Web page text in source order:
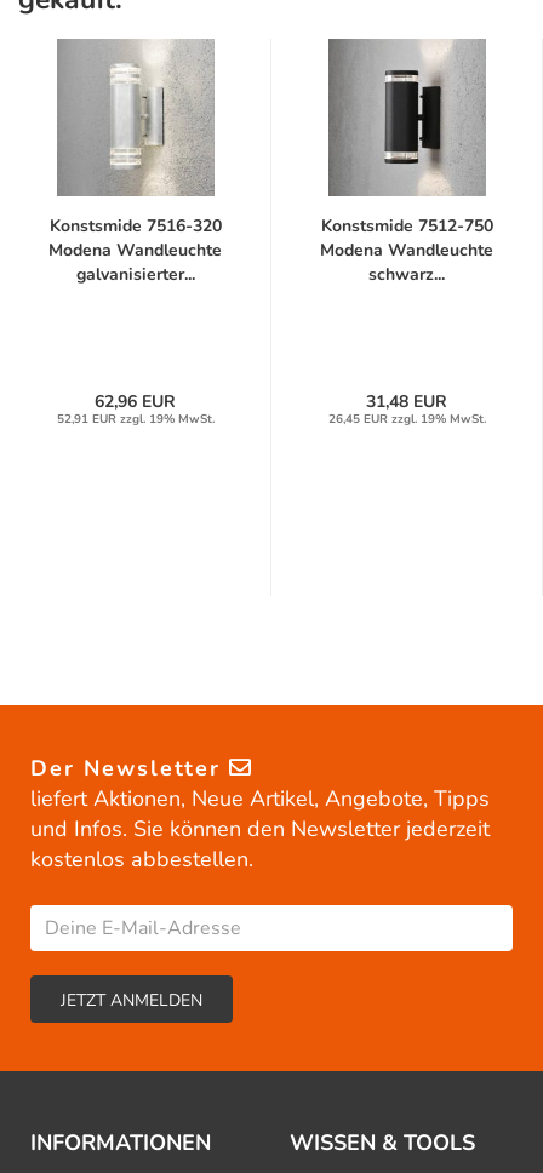
Konstsmide 7516-320
Modena Wandleuchte
galvanisierter...
62,96 EUR
52,91 EUR zzgl. 19% MwSt.
Konstsmide 7512-750
Modena Wandleuchte
schwarz...
31,48 EUR
26,45 EUR zzgl. 19% MwSt.
Der Newsletter
liefert Aktionen, Neue Artikel, Angebote, Tipps
und Infos. Sie können den Newsletter jederzeit
kostenlos abbestellen.
INFORMATIONEN WISSEN & TOOLS